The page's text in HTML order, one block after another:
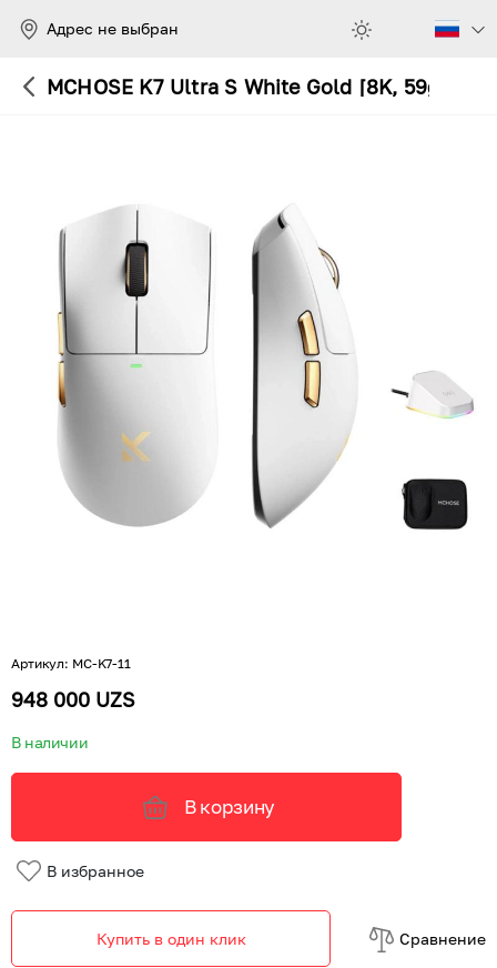
Адрес не выбран
MCHOSE K7 Ultra S White Gold [8K, 59g,
Артикул: MC-K7-11
948 000 UZS
В наличии
В корзину
В избранное
Купить в один клик Cравнение